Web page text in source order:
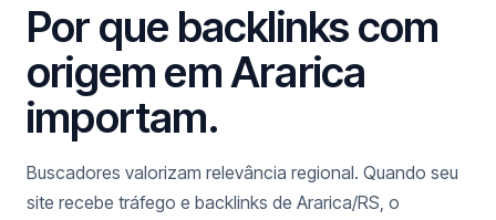
Por que backlinks com
origem em Ararica
importam.
Buscadores valorizam relevância regional. Quando seu
site recebe tráfego e backlinks de Ararica/RS, o